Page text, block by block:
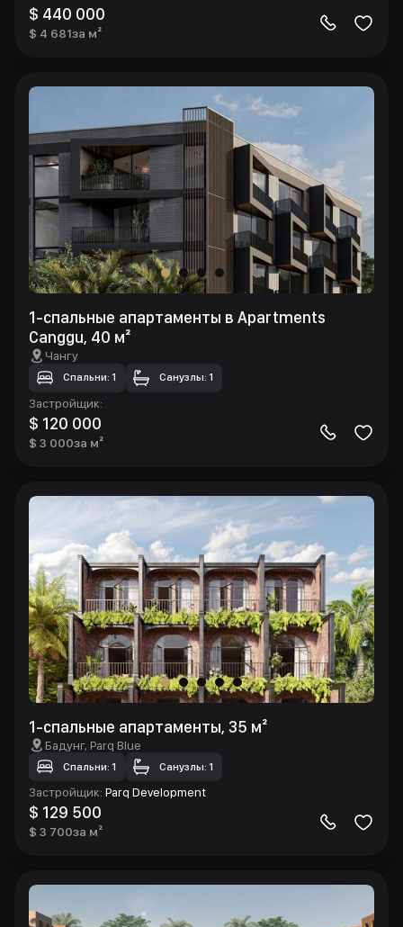
$ 440 000
$ 4 681за м²
1-спальные апартаменты в Apartments
Canggu, 40 м²
Чангу
Спальни: 1 Санузлы: 1
Застройщик:
$ 120 000
$ 3 000за м²
1-спальные апартаменты, 35 м²
Бадунг, Parq Blue
Спальни: 1 Санузлы: 1
Застройщик: Parq Development
$ 129 500
$ 3 700за м²